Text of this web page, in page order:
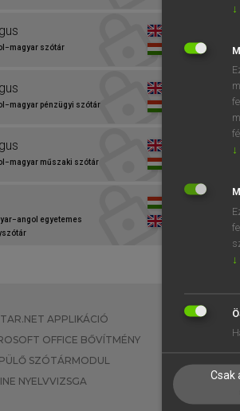
szótár
pénzügyi szótár
műszaki szótár
egyetemes
szótár
APPLIKÁCIÓ
OFFICE BŐVÍTMÉNY
SZÓTÁRMODUL
NYELVVIZSGA
EGYÉNI
VÁLLALATI
↓
↓
↓
Csak